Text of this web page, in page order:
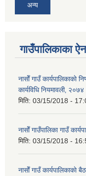
अन्य
गाउँपालिकाका
नासाेँ गाउँ कार्यपालिकाकाे
कार्यविधि नियमावली‚ २०७४
मिति: 03/15/2018 -
नासाेँ गाउँपालिका गाउँ
मिति: 03/15/2018 -
नासाेँ गाउँ कार्यपालिकाकाे